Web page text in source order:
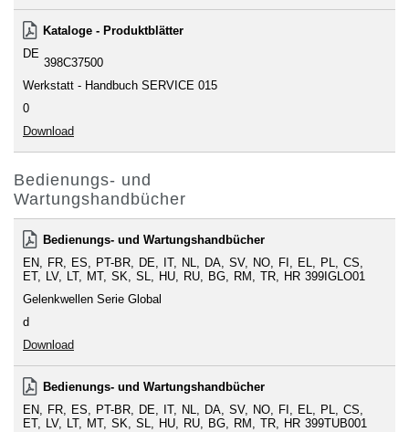
Kataloge - Produktblätter
DE
398C37500
Werkstatt - Handbuch SERVICE 015
0
Download
Bedienungs- und
Wartungshandbücher
Bedienungs- und Wartungshandbücher
EN
FR ES PT-BR DE IT NL DA SV NO FI EL PL CS
ET
LV LT MT SK SL HU RU BG RM TR HR 399IGLO01
Gelenkwellen Serie Global
d
Download
Bedienungs- und Wartungshandbücher
EN
FR ES PT-BR DE IT NL DA SV NO FI EL PL CS
ET
LV LT MT SK SL HU RU BG RM TR HR 399TUB001